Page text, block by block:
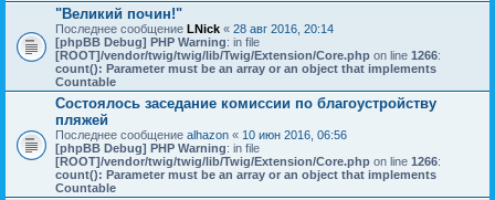
"Великий почин!"
Последнее сообщение LNick « 28 авг 2016, 20:14
[phpBB Debug] PHP Warning: in file
[ROOT]/vendor/twig/twig/lib/Twig/Extension/Core.php on line 1266:
count(): Parameter must be an array or an object that implements
Countable
Состоялось заседание комиссии по благоустройству
пляжей
Последнее сообщение alhazon « 10 июн 2016, 06:56
[phpBB Debug] PHP Warning: in file
[ROOT]/vendor/twig/twig/lib/Twig/Extension/Core.php on line 1266:
count(): Parameter must be an array or an object that implements
Countable